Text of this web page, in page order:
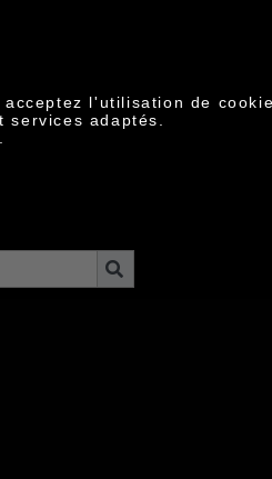
l'utilisation de
adaptés.